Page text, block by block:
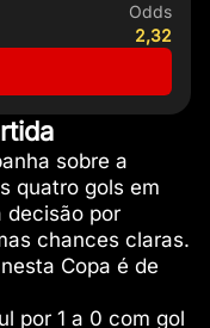
Odds
2,32
sobre a
quatro gols em
decisão por
chances claras.
Copa é de
por 1 a 0 com gol